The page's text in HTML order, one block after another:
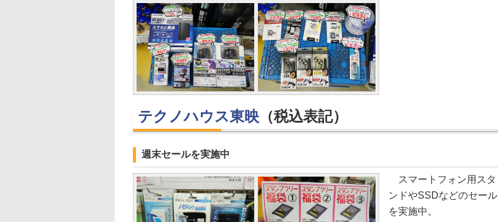
テクノハウス東映 （税込表記）
週末セールを実施中
スマートフォン用スタ
ンドやSSDなどのセール
を実施中。